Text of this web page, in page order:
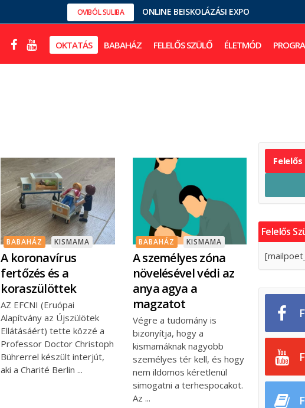
OVIBÓL SULIBA ONLINE BEISKOLÁZÁSI EXPO
OKTATÁS BABAHÁZ FELELŐS SZÜLŐ ÉLETMÓD
BABAHÁZ KISMAMA
A koronavírus
fertőzés és a
koraszülöttek
AZ EFCNI (Eruópai
Alapítvány az Újszülötek
Ellátásáért) tette közzé a
Professor Doctor Christoph
Bührerrel készült interjút,
aki a Charité Berlin
BABAHÁZ KISMAMA
A személyes zóna
növelésével védi az
anya agya a
magzatot
Végre a tudomány is
bizonyítja, hogy a
kismamáknak nagyobb
személyes tér kell, és hogy
nem ildomos kéretlenül
simogatni a terhespocakot.
Az
Felelős